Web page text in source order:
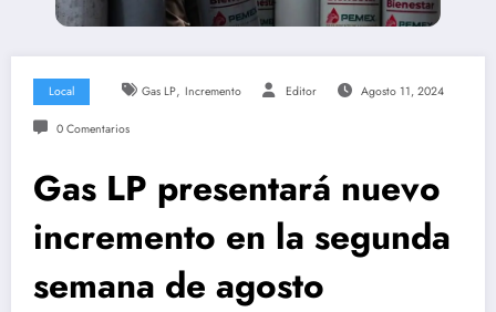
Local Gas LP, Incremento Editor Agosto 11, 2024
0 Comentarios
Gas LP presentará nuevo
incremento en la segunda
semana de agosto